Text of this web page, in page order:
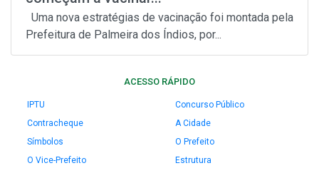
Uma nova estratégias de vacinação foi montada pela
Prefeitura de Palmeira dos Índios, por...
ACESSO RÁPIDO
IPTU
Concurso Público
Contracheque
A Cidade
Símbolos
O Prefeito
O Vice-Prefeito
Estrutura